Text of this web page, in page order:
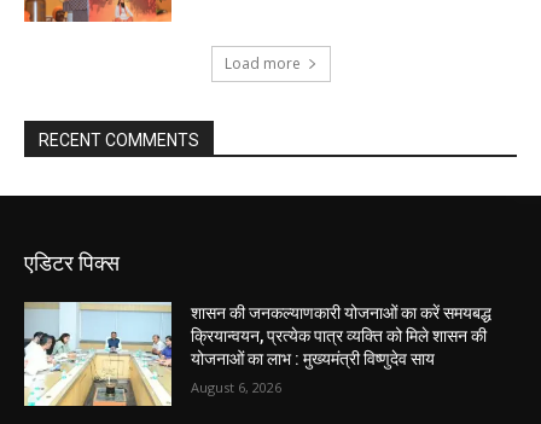
Load more
RECENT COMMENTS
एडिटर पिक्स
शासन की जनकल्याणकारी योजनाओं का करें समयबद्ध
क्रियान्वयन, प्रत्येक पात्र व्यक्ति को मिले शासन की
योजनाओं का लाभ : मुख्यमंत्री विष्णुदेव साय
August 6, 2026